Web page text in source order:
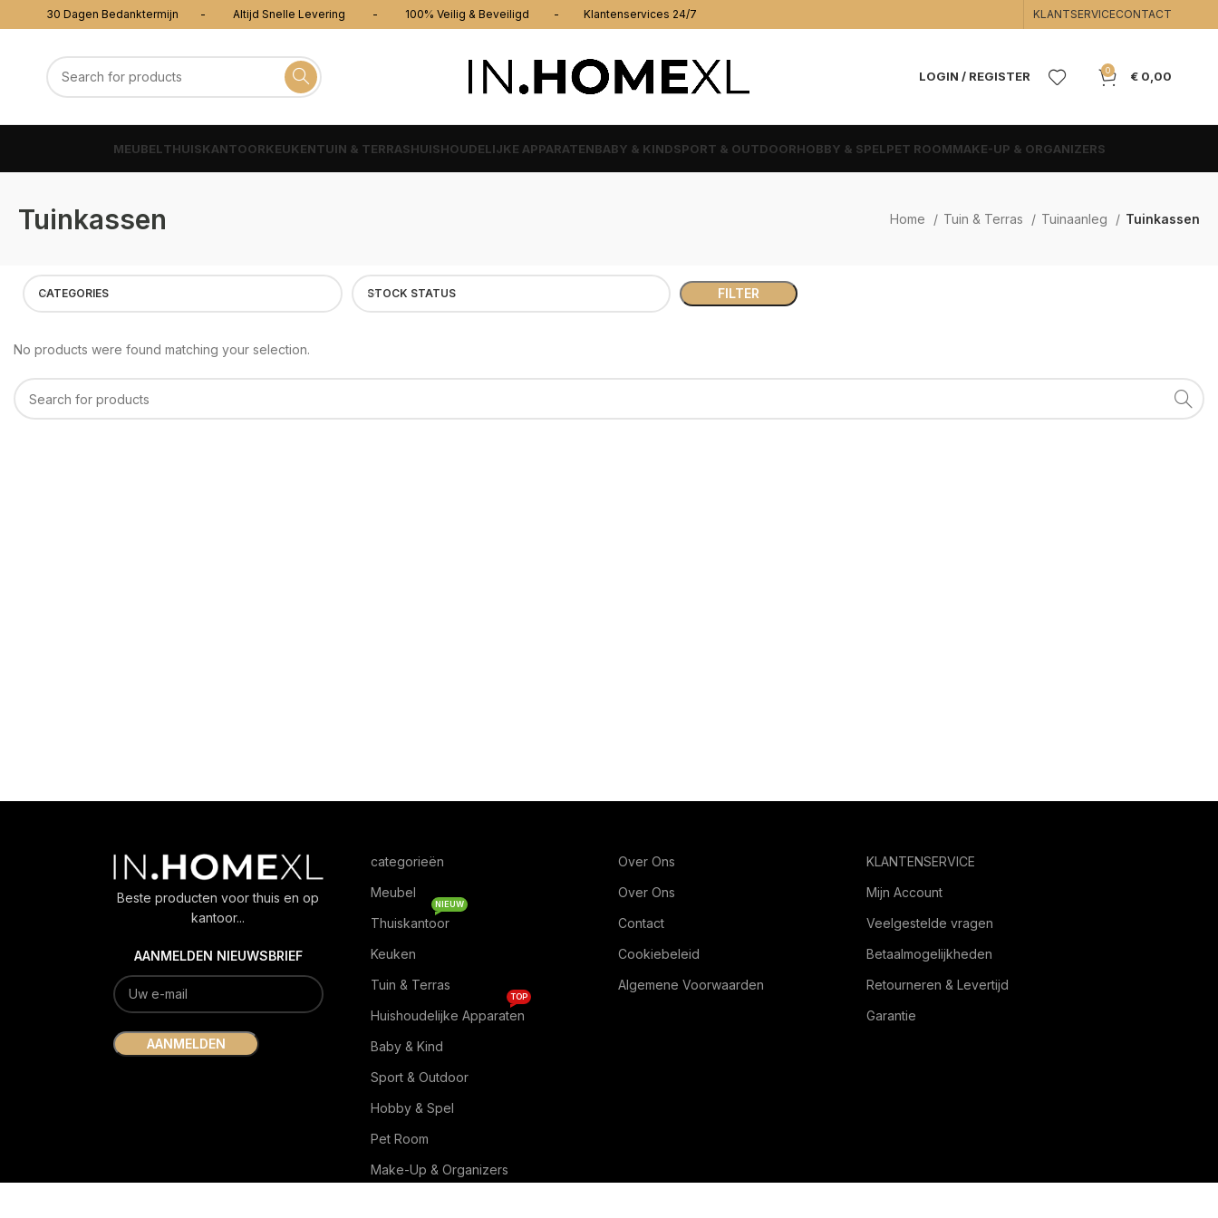
30 Dagen Bedanktermijn - Altijd Snelle Levering - 100% Veilig & Beveiligd - Klantenservices 24/7 KLANTSERVICECONTACT
LOGIN / REGISTER 0 € 0,00
MEUBEL THUISKANTOORKEUKENTUIN & TERRASHUISHOUDELIJKE APPARATENBABY & KINDSPORT & OUTDOORHOBBY & SPEL PET ROOMMAKE-UP & ORGANIZERS
Tuinkassen Home Tuin & Terras Tuinaanleg Tuinkassen
CATEGORIES STOCK STATUS FILTER
No products were found matching your selection.
Beste producten voor thuis en op
kantoor...
AANMELDEN NIEUWSBRIEF
categorieën
Meubel
Thuiskantoor
NIEUW
Keuken
Tuin & Terras
Huishoudelijke Apparaten
TOP
Baby & Kind
Sport & Outdoor
Hobby & Spel
Pet Room
Make-Up & Organizers
Over Ons
Over Ons
Contact
Cookiebeleid
Algemene Voorwaarden
KLANTENSERVICE
Mijn Account
Veelgestelde vragen
Betaalmogelijkheden
Retourneren & Levertijd
Garantie